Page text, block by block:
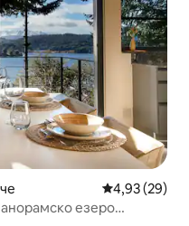
Просечна
4,93 (29)
езеро